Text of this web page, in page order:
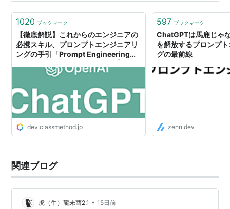
1020 ブックマーク
【徹底解説】これからのエンジニアの
必携スキル、プロンプトエンジニアリ
ングの手引「Prompt Engineering
DevelopersIO
dev.classmethod.jp
597 ブックマーク
ChatGPTは馬鹿じゃ
を解放するプロンプ
グの最前線
zenn.dev
関連ブログ
虎（牛）龍未酉2.1 • 15日前